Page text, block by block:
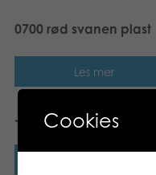
0700 rød svanen plast
Les mer
Jumbo 0,5
Cookies